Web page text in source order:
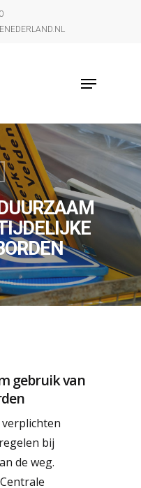
gebruik van
bij
de weg.